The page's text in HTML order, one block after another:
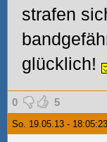
strafen
glücklich!
0 5
So. 19.05.13 -